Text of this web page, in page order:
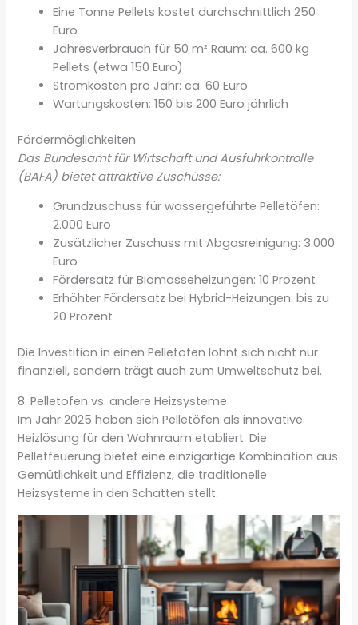
Eine Tonne Pellets kostet durchschnittlich 250
Euro
Jahresverbrauch für 50 m² Raum: ca. 600 kg
Pellets (etwa 150 Euro)
Stromkosten pro Jahr: ca. 60 Euro
Wartungskosten: 150 bis 200 Euro jährlich
Fördermöglichkeiten
Das Bundesamt für Wirtschaft und Ausfuhrkontrolle
(BAFA) bietet attraktive Zuschüsse:
Grundzuschuss für wassergeführte Pelletöfen:
2.000 Euro
Zusätzlicher Zuschuss mit Abgasreinigung: 3.000
Euro
Fördersatz für Biomasseheizungen: 10 Prozent
Erhöhter Fördersatz bei Hybrid-Heizungen: bis zu
20 Prozent
Die Investition in einen Pelletofen lohnt sich nicht nur
finanziell, sondern trägt auch zum Umweltschutz bei.
8. Pelletofen vs. andere Heizsysteme
Im Jahr 2025 haben sich Pelletöfen als innovative
Heizlösung für den Wohnraum etabliert. Die
Pelletfeuerung bietet eine einzigartige Kombination aus
Gemütlichkeit und Effizienz, die traditionelle
Heizsysteme in den Schatten stellt.